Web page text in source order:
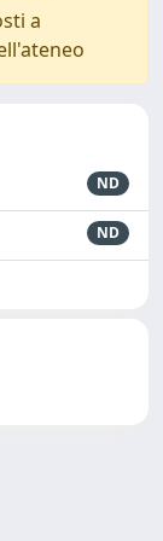
a
ND
ND